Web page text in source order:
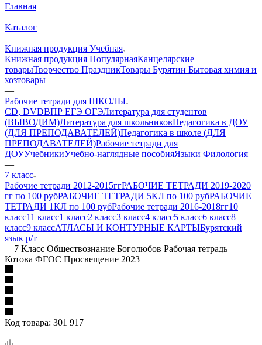
Главная
—
Каталог
—
Книжная продукция Учебная
Книжная продукция ПопулярнаяКанцелярские
товарыТворчество ПраздникТовары Бурятии Бытовая химия и
хозтовары
—
Рабочие тетради для ШКОЛЫ
CD, DVDВПР ЕГЭ ОГЭЛитература для студентов
(ВЫВОДИМ)Литература для школьниковПедагогика в ДОУ
(ДЛЯ ПРЕПОДАВАТЕЛЕЙ)Педагогика в школе (ДЛЯ
ПРЕПОДАВАТЕЛЕЙ)Рабочие тетради для
ДОУУчебникиУчебно-наглядные пособияЯзыки Филология
—
7 класс
Рабочие тетради 2012-2015ггРАБОЧИЕ ТЕТРАДИ 2019-2020
гг по 100 рубРАБОЧИЕ ТЕТРАДИ 5КЛ по 100 рубРАБОЧИЕ
ТЕТРАДИ 1КЛ по 100 рубРабочие тетради 2016-2018гг10
класс11 класс1 класс2 класс3 класс4 класс5 класс6 класс8
класс9 классАТЛАСЫ И КОНТУРНЫЕ КАРТЫБурятский
язык р/т
—7 Класс Обществознание Боголюбов Рабочая тетрадь
Котова ФГОС Просвещение 2023
Код товара: 301 917